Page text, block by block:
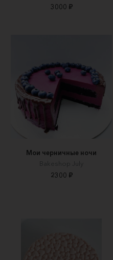
3000 ₽
Мои черничные ночи
Вakeshop July
2300 ₽